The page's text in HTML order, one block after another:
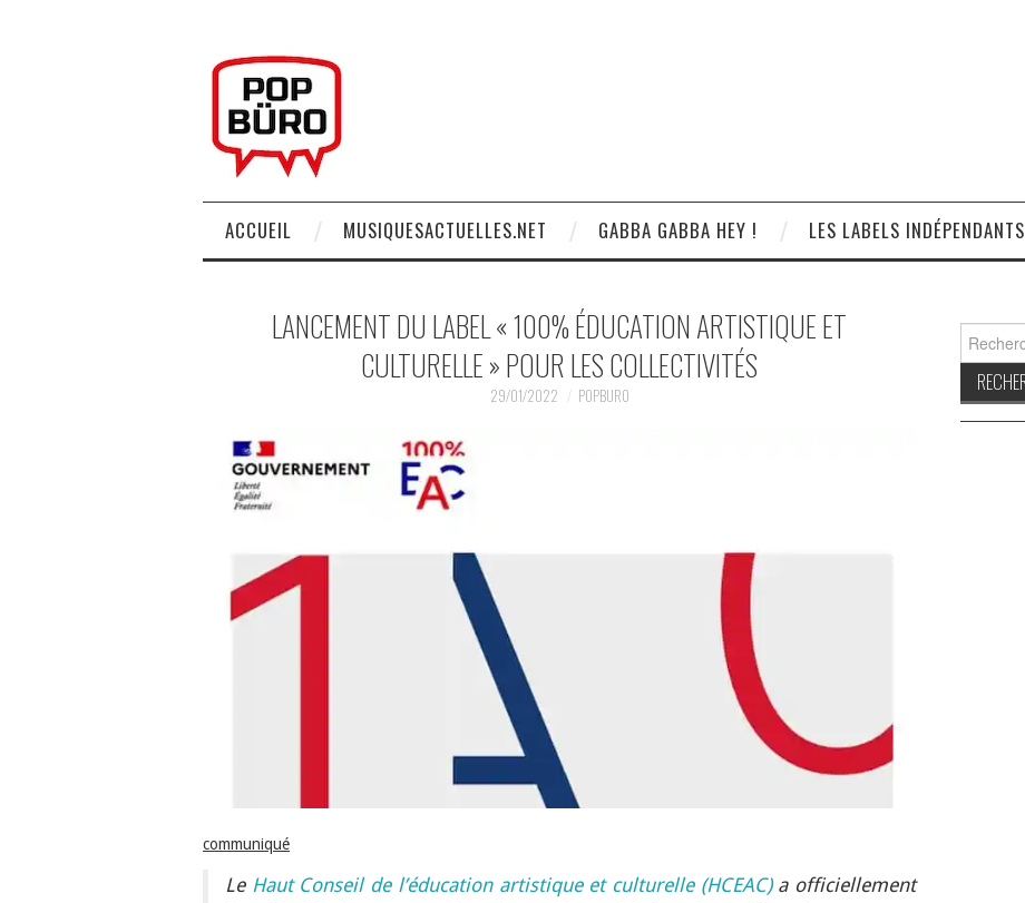
ACCUEIL MUSIQUESACTUELLES.NET GABBA GABBA HEY ! LES LABELS INDÉPENDANTS
LANCEMENT DU LABEL « 100% ÉDUCATION ARTISTIQUE ET
CULTURELLE » POUR LES COLLECTIVITÉS
29/01/2022 POPBURO
communiqué
Le Haut Conseil de l’éducation artistique et culturelle (HCEAC)a officiellement